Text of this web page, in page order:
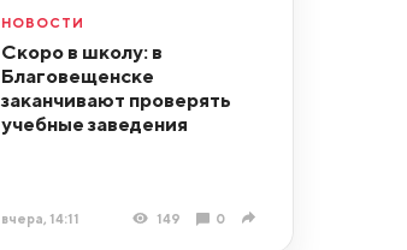
НОВОСТИ
Скоро в школу: в
Благовещенске
заканчивают проверять
учебные заведения
вчера, 14:11 149 0